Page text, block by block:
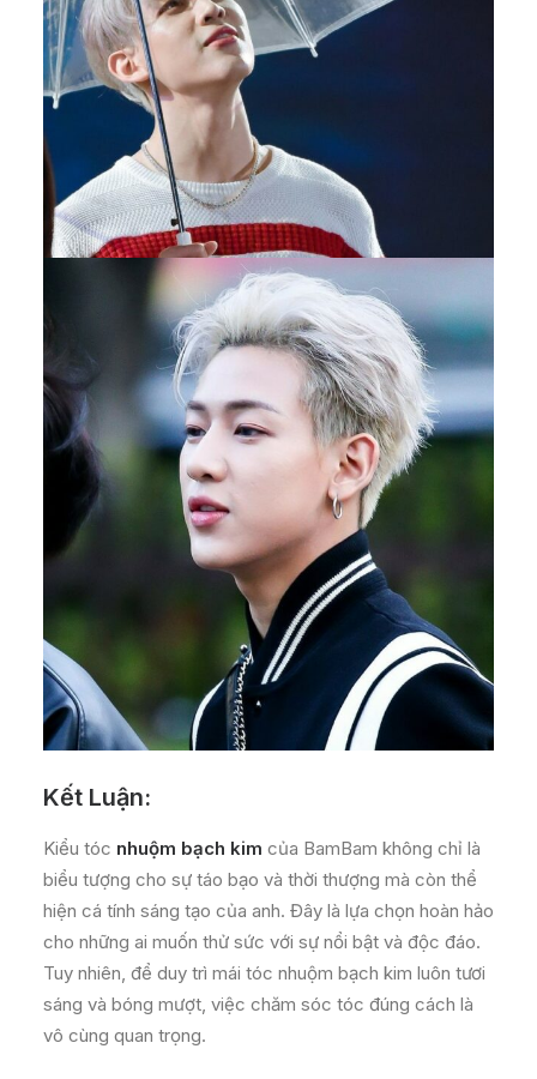
Kết Luận:
Kiểu tóc nhuộm bạch kim của BamBam không chỉ là
biểu tượng cho sự táo bạo và thời thượng mà còn thể
hiện cá tính sáng tạo của anh. Đây là lựa chọn hoàn hảo
cho những ai muốn thử sức với sự nổi bật và độc đáo.
Tuy nhiên, để duy trì mái tóc nhuộm bạch kim luôn tươi
sáng và bóng mượt, việc chăm sóc tóc đúng cách là
vô cùng quan trọng.